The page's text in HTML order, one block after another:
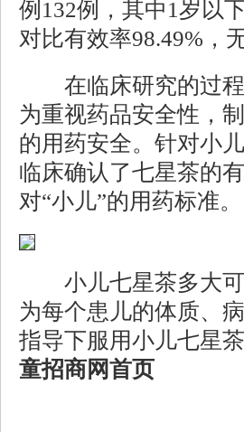
例132例，其中1岁以
对比有效率98.49%，
在临床研究的过程
为重视药品安全性，
的用药安全。针对小
临床确认了七星茶的
对“小儿”的用药标准。
小儿七星茶多大可
为每个患儿的体质、
指导下服用小儿七星
童招商网首页